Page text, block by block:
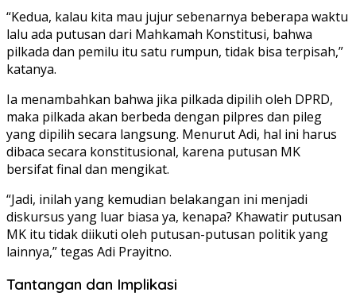
“Kedua, kalau kita mau jujur sebenarnya beberapa waktu
lalu ada putusan dari Mahkamah Konstitusi, bahwa
pilkada dan pemilu itu satu rumpun, tidak bisa terpisah,”
katanya.
Ia menambahkan bahwa jika pilkada dipilih oleh DPRD,
maka pilkada akan berbeda dengan pilpres dan pileg
yang dipilih secara langsung. Menurut Adi, hal ini harus
dibaca secara konstitusional, karena putusan MK
bersifat final dan mengikat.
“Jadi, inilah yang kemudian belakangan ini menjadi
diskursus yang luar biasa ya, kenapa? Khawatir putusan
MK itu tidak diikuti oleh putusan-putusan politik yang
lainnya,” tegas Adi Prayitno.
Tantangan dan Implikasi